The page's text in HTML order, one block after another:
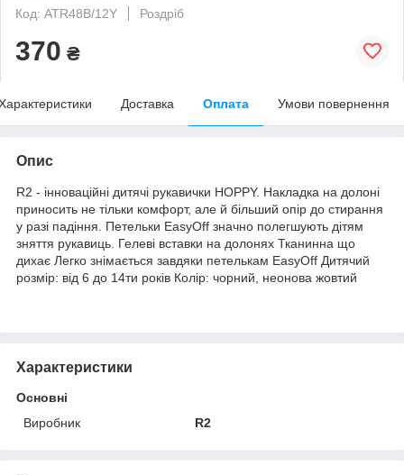
Код: ATR48B/12Y
Роздріб
370 ₴
Доставка Оплата Умови повернення
Опис
R2 - інноваційні дитячі рукавички HOPPY. Накладка на долоні
приносить не тільки комфорт, але й більший опір до стирання
у разі падіння. Петельки EasyOff значно полегшують дітям
зняття рукавиць. Гелеві вставки на долонях Тканинна що
дихає Легко знімається завдяки петелькам EasyOff Дитячий
розмір: від 6 до 14ти років Колір: чорний, неонова жовтий
Характеристики
Основні
Виробник
R2